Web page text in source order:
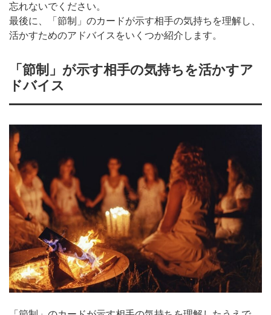
忘れないでください。
最後に、「節制」のカードが示す相手の気持ちを理解し、
活かすためのアドバイスをいくつか紹介します。
「節制」が示す相手の気持ちを活かすア
ドバイス